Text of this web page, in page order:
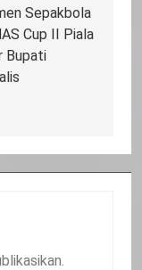
Sepakbola
Cup II Piala
Bupati